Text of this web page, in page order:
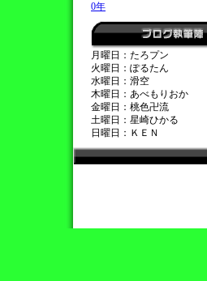
0年
月曜日：たろプン
火曜日：ぽるたん
水曜日：滑空
木曜日：あべもりおか
金曜日：桃色卍流
土曜日：星崎ひかる
日曜日：ＫＥＮ